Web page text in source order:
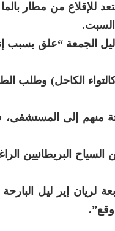
للإقلاع من مطار
السبت.
الجمعة “علق بسبب
الكاحل) وطلب
ونقل ستة منهم إلى المستشفى،
البريطانيين
لريان إير ليل
وقع”.